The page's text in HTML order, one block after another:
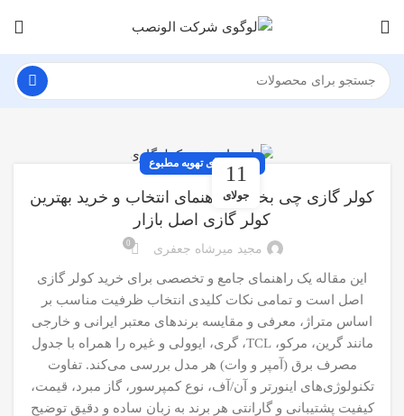
11
جولای
سیستم‌های تهویه مطبوع
کولر گازی چی بخرم؟ راهنمای انتخاب و خرید بهترین
کولر گازی اصل بازار
مجید میرشاه جعفری 0
این مقاله یک راهنمای جامع و تخصصی برای خرید کولر گازی
اصل است و تمامی نکات کلیدی انتخاب ظرفیت مناسب بر
اساس متراژ، معرفی و مقایسه برندهای معتبر ایرانی و خارجی
مانند گرین، مرکو، TCL، گری، ایوولی و غیره را همراه با جدول
مصرف برق (آمپر و وات) هر مدل بررسی می‌کند. تفاوت
تکنولوژی‌های اینورتر و آن/آف، نوع کمپرسور، گاز مبرد، قیمت،
کیفیت پشتیبانی و گارانتی هر برند به زبان ساده و دقیق توضیح